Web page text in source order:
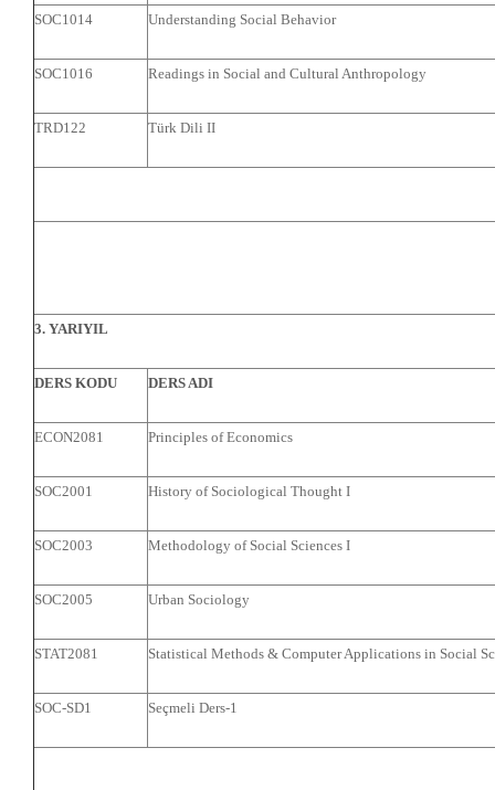
SOC1014 Understanding Social Behavior
SOC1016 Readings in Social and Cultural Anthropology
TRD122 Türk Dili II
3. YARIYIL
DERS KODU DERS ADI
ECON2081 Principles of Economics
SOC2001 History of Sociological Thought I
SOC2003 Methodology of Social Sciences I
SOC2005 Urban Sociology
STAT2081 Statistical Methods & Computer Applications in Social
SOC-SD1 Seçmeli Ders-1